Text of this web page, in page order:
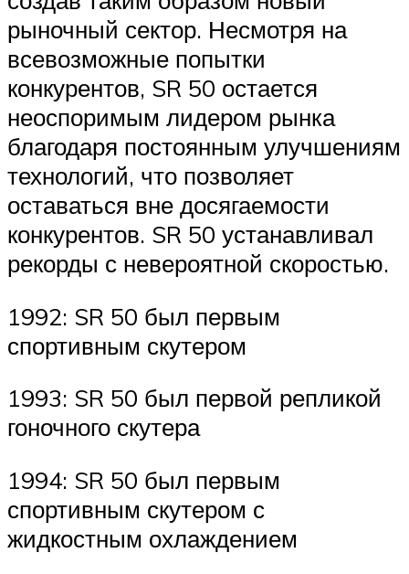
рыночный сектор. Несмотря на
всевозможные попытки
конкурентов, SR 50 остается
неоспоримым лидером рынка
благодаря постоянным улучшениям
технологий, что позволяет
оставаться вне досягаемости
конкурентов. SR 50 устанавливал
рекорды с невероятной скоростью.
1992: SR 50 был первым
спортивным скутером
1993: SR 50 был первой репликой
гоночного скутера
1994: SR 50 был первым
спортивным скутером с
жидкостным охлаждением